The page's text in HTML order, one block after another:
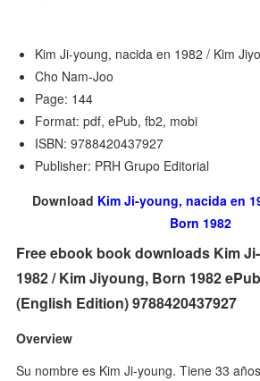
Kim Ji-young, nacida en 1982 / Kim
Cho Nam-Joo
Page: 144
Format: pdf, ePub, fb2, mobi
ISBN: 9788420437927
Publisher: PRH Grupo Editorial
Download Kim Ji-young, nacida en
Born 1982
Free ebook book downloads Kim
1982 / Kim Jiyoung, Born 1982
(English Edition) 9788420437927
Overview
Su nombre es Kim Ji-young. Tiene 33